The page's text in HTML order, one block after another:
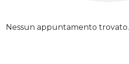
Nessun appuntamento trovato.